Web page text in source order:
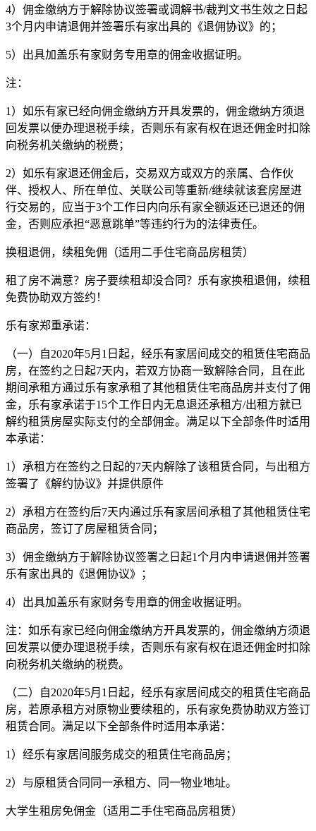
4）佣金缴纳方于解除协议签署或调解书/裁判文书生效之日起
3个月内申请退佣并签署乐有家出具的《退佣协议》的；
5）出具加盖乐有家财务专用章的佣金收据证明。
注：
1）如乐有家已经向佣金缴纳方开具发票的，佣金缴纳方须退
回发票以便办理退税手续，否则乐有家有权在退还佣金时扣除
向税务机关缴纳的税费；
2）如乐有家退还佣金后，交易双方或双方的亲属、合作伙
伴、授权人、所在单位、关联公司等重新/继续就该套房屋进
行交易的，应当于3个工作日内向乐有家全额返还已退还的佣
金，否则应承担“恶意跳单”等违约行为的法律责任。
换租退佣，续租免佣（适用二手住宅商品房租赁）
租了房不满意？房子要续租却没合同？乐有家换租退佣，续租
免费协助双方签约！
乐有家郑重承诺：
（一）自2020年5月1日起，经乐有家居间成交的租赁住宅商品
房，在签约之日起7天内，若双方协商一致解除合同，且在此
期间承租方通过乐有家承租了其他租赁住宅商品房并支付了佣
金，乐有家承诺于15个工作日内无息退还承租方/出租方就已
解约租赁房屋实际支付的全部佣金。满足以下全部条件时适用
本承诺：
1）承租方在签约之日起的7天内解除了该租赁合同，与出租方
签署了《解约协议》并提供原件
2）承租方在签约后7天内通过乐有家居间承租了其他租赁住宅
商品房，签订了房屋租赁合同；
3）佣金缴纳方于解除协议签署之日起1个月内申请退佣并签署
乐有家出具的《退佣协议》；
4）出具加盖乐有家财务专用章的佣金收据证明。
注：如乐有家已经向佣金缴纳方开具发票的，佣金缴纳方须退
回发票以便办理退税手续，否则乐有家有权在退还佣金时扣除
向税务机关缴纳的税费。
（二）自2020年5月1日起，经乐有家居间成交的租赁住宅商品
房，若原承租方对原物业要续租的，乐有家免费协助双方签订
租赁合同。满足以下全部条件时适用本承诺：
1）经乐有家居间服务成交的租赁住宅商品房；
2）与原租赁合同同一承租方、同一物业地址。
大学生租房免佣金（适用二手住宅商品房租赁）